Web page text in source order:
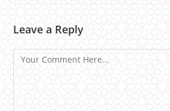
Leave a Reply
Comment